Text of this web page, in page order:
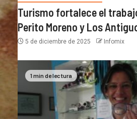
Turismo fortalece el
Perito Moreno y Los
5 de diciembre de 2025 Infomix
1 min de lectura